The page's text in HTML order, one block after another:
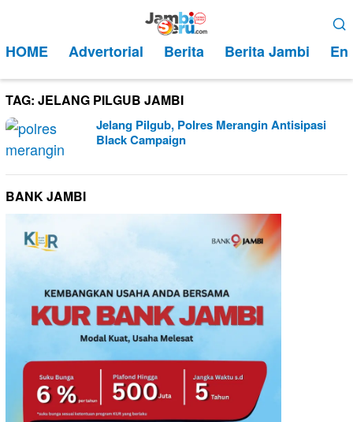
kontenMobile
HOME Advertorial Berita Berita Jambi
TAG: JELANG PILGUB JAMBI
Jelang Pilgub, Polres Merangin Antisipasi
Black Campaign
BANK JAMBI